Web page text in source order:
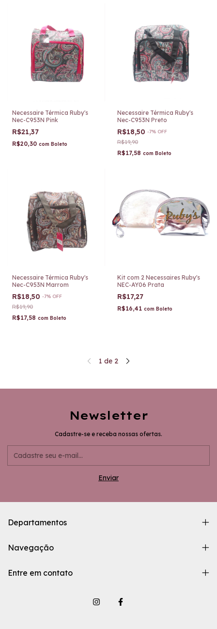
Necessaire Térmica Ruby's
Nec-C953N Pink
R$21,37
R$20,30 com Boleto
Necessaire Térmica Ruby's
Nec-C953N Preto
R$18,50 -7% OFF
R$19,90
R$17,58 com Boleto
Necessaire Térmica Ruby's
Nec-C953N Marrom
R$18,50 -7% OFF
R$19,90
R$17,58 com Boleto
Kit com 2 Necessaires Ruby's
NEC-AY06 Prata
R$17,27
R$16,41 com Boleto
1 de 2
Newsletter
Cadastre-se e receba nossas ofertas.
Departamentos
Navegação
Entre em contato